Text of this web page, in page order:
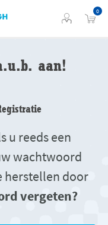
0
aan!
u reeds een
wachtwoord
herstellen door
vergeten?